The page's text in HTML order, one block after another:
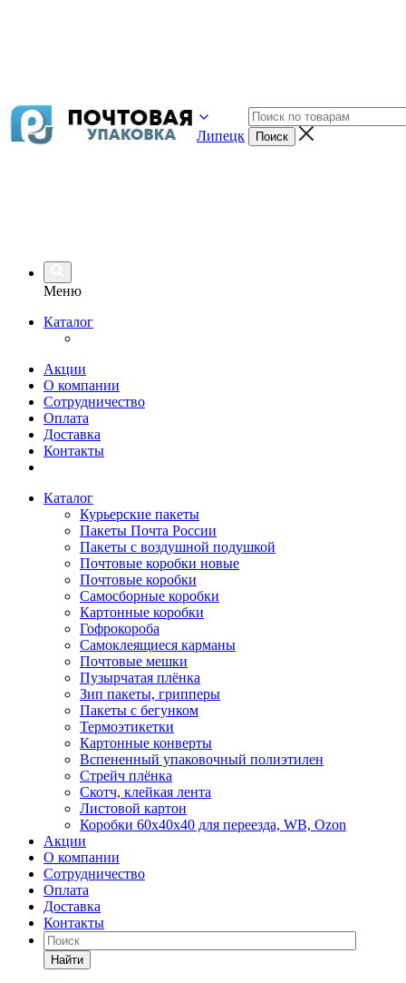
Липецк
Меню
Каталог
Акции
О компании
Сотрудничество
Оплата
Доставка
Контакты
Каталог
Курьерские пакеты
Пакеты Почта России
Пакеты с воздушной подушкой
Почтовые коробки новые
Почтовые коробки
Самосборные коробки
Картонные коробки
Гофрокороба
Самоклеящиеся карманы
Почтовые мешки
Пузырчатая плёнка
Зип пакеты, грипперы
Пакеты с бегунком
Термоэтикетки
Картонные конверты
Вспененный упаковочный полиэтилен
Стрейч плёнка
Скотч, клейкая лента
Листовой картон
Коробки 60х40х40 для переезда, WB, Ozon
Акции
О компании
Сотрудничество
Оплата
Доставка
Контакты
Найти